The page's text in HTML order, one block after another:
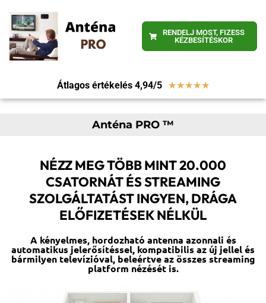
RENDELJ MOST, FIZESS
KÉZBESÍTÉSKOR
Átlagos értékelés 4,94/5 ★★★★★
Anténa PRO ™
NÉZZ MEG TÖBB MINT 20.000
CSATORNÁT ÉS STREAMING
SZOLGÁLTATÁST INGYEN, DRÁGA
ELŐFIZETÉSEK NÉLKÜL
A kényelmes, hordozható antenna azonnali és
automatikus jelerősítéssel, kompatibilis az új jellel és
bármilyen televízióval, beleértve az összes streaming
platform nézését is.